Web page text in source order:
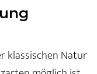
klassischen Natur